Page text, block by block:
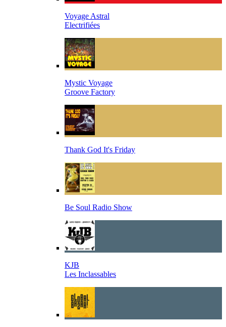
Voyage Astral
Electrifiées
Mystic Voyage
Groove Factory
Thank God It's Friday
Be Soul Radio Show
KJB
Les Inclassables